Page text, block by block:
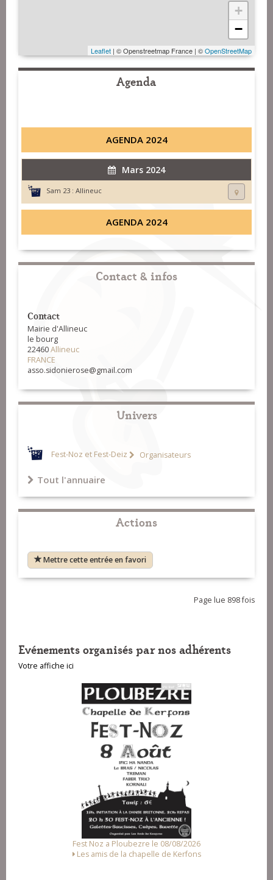
+
−
Leaflet | © Openstreetmap France | ©OpenStreetMap
Agenda
AGENDA 2024
Mars 2024
Sam 23 : Allineuc
AGENDA 2024
Contact & infos
Contact
Mairie d'Allineuc
le bourg
22460Allineuc
FRANCE
asso.sidonierose@gmail.com
Univers
Fest-Noz et Fest-Deiz Organisateurs
Tout l'annuaire
Actions
Mettre cette entrée en favori
Page lue 898 fois
Evénements organisés par nos adhérents
Votre affiche ici
Fest Noz a Ploubezre le 08/08/2026
Les amis de la chapelle de Kerfons